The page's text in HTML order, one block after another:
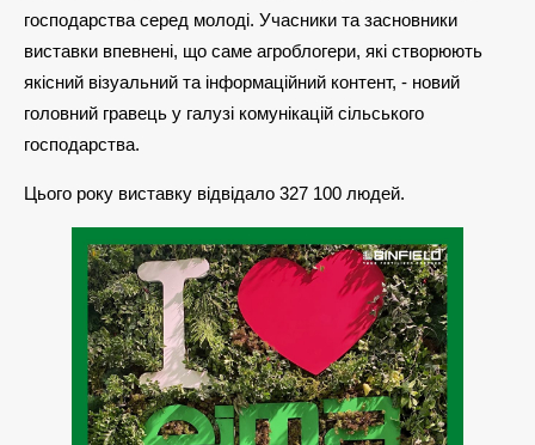
господарства серед молоді. Учасники та засновники
виставки впевнені, що саме агроблогери, які створюють
якісний візуальний та інформаційний контент, - новий
головний гравець у галузі комунікацій сільського
господарства.
Цього року виставку відвідало 327 100 людей.